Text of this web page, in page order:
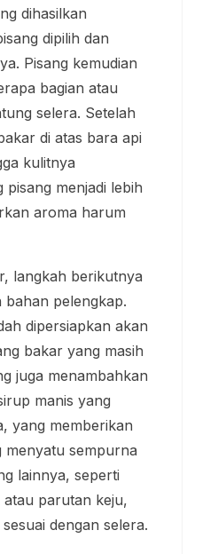
dihasilkan
dipilih dan
Pisang kemudian
bagian atau
selera. Setelah
di atas bara api
kulitnya
pisang menjadi lebih
aroma harum
langkah berikutnya
bahan pelengkap.
dipersiapkan akan
bakar yang masih
juga menambahkan
manis yang
yang memberikan
menyatu sempurna
lainnya, seperti
parutan keju,
dengan selera.